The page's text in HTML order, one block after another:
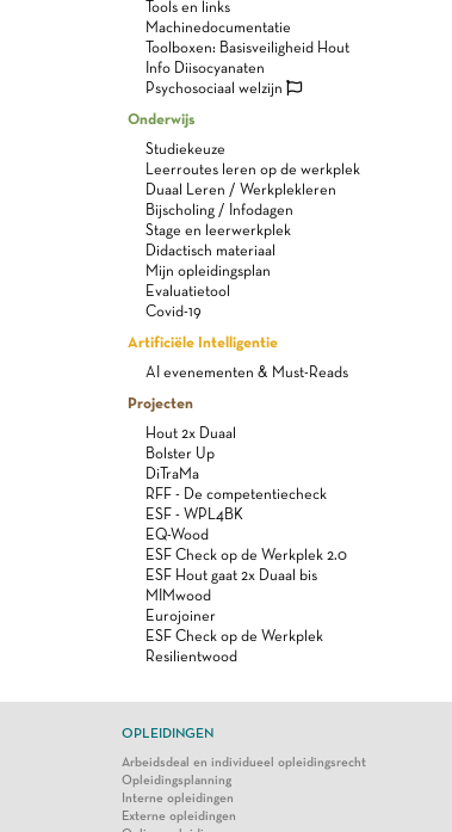
Tools en links
Machinedocumentatie
Toolboxen: Basisveiligheid Hout
Info Diisocyanaten
Psychosociaal welzijn
Onderwijs
Studiekeuze
Leerroutes leren op de werkplek
Duaal Leren / Werkplekleren
Bijscholing / Infodagen
Stage en leerwerkplek
Didactisch materiaal
Mijn opleidingsplan
Evaluatietool
Covid-19
Artificiële Intelligentie
AI evenementen & Must-Reads
Projecten
Hout 2x Duaal
Bolster Up
DiTraMa
RFF - De competentiecheck
ESF - WPL4BK
EQ-Wood
ESF Check op de Werkplek 2.0
ESF Hout gaat 2x Duaal bis
MIMwood
Eurojoiner
ESF Check op de Werkplek
Resilientwood
OPLEIDINGEN
Arbeidsdeal en individueel opleidingsrecht
Opleidingsplanning
Interne opleidingen
Externe opleidingen